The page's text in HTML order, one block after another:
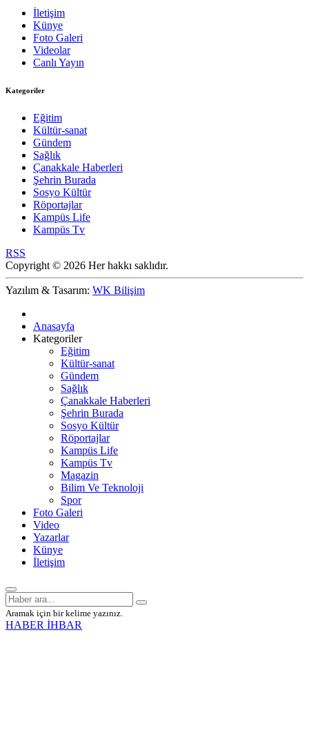
İletişim
Künye
Foto Galeri
Videolar
Canlı Yayın
Kategoriler
Eğitim
Kültür-sanat
Gündem
Sağlık
Çanakkale Haberleri
Şehrin Burada
Sosyo Kültür
Röportajlar
Kampüs Life
Kampüs Tv
RSS
Copyright © 2026 Her hakkı saklıdır.
Yazılım & Tasarım: WK Bilişim
Anasayfa
Kategoriler
Eğitim
Kültür-sanat
Gündem
Sağlık
Çanakkale Haberleri
Şehrin Burada
Sosyo Kültür
Röportajlar
Kampüs Life
Kampüs Tv
Magazin
Bilim Ve Teknoloji
Spor
Foto Galeri
Video
Yazarlar
Künye
İletişim
Aramak için bir kelime yazınız.
HABER İHBAR